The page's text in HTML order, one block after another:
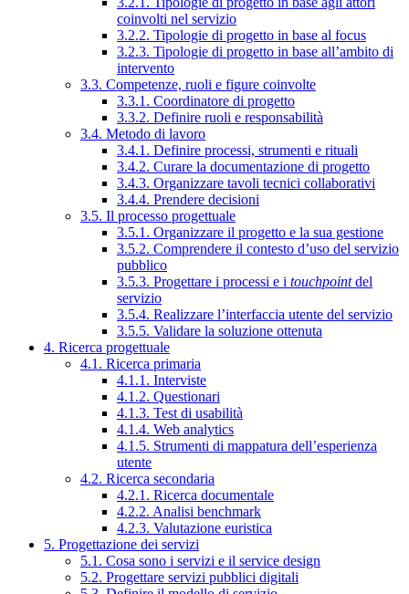
coinvolti nel servizio
3.2.2. Tipologie di progetto in base al focus
3.2.3. Tipologie di progetto in base all’ambito di
intervento
3.3. Competenze, ruoli e figure coinvolte
3.3.1. Coordinatore di progetto
3.3.2. Definire ruoli e responsabilità
3.4. Metodo di lavoro
3.4.1. Definire processi, strumenti e rituali
3.4.2. Curare la documentazione di progetto
3.4.3. Organizzare tavoli tecnici collaborativi
3.4.4. Prendere decisioni
3.5. Il processo progettuale
3.5.1. Organizzare il progetto e la sua gestione
3.5.2. Comprendere il contesto d’uso del servizio
pubblico
3.5.3. Progettare i processi e i touchpointdel
servizio
3.5.4. Realizzare l’interfaccia utente del servizio
3.5.5. Validare la soluzione ottenuta
4. Ricerca progettuale
4.1. Ricerca primaria
4.1.1. Interviste
4.1.2. Questionari
4.1.3. Test di usabilità
4.1.4. Web analytics
4.1.5. Strumenti di mappatura dell’esperienza
utente
4.2. Ricerca secondaria
4.2.1. Ricerca documentale
4.2.2. Analisi benchmark
4.2.3. Valutazione euristica
5. Progettazione dei servizi
5.1. Cosa sono i servizi e il service design
5.2. Progettare servizi pubblici digitali